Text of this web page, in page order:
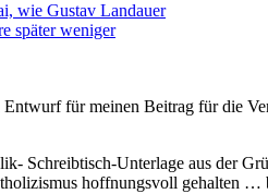
wie Gustav Landauer
später weniger
Entwurf für meinen Beitrag für die
Schreibtisch-Unterlage aus der
hoffnungsvoll gehalten